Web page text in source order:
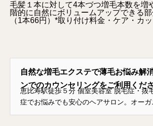
毛髪１本に対して4本づつ増毛本数を増
階的に自然にボリュームアップできる部
（1本66円）*取り付け料金・ケア・カ
自然な増毛エクステで薄毛お悩み解
ンでのカウンセリングをご利用くだ
恵比寿 個室 美容室 mauve
恵比寿駅徒歩５分 個室美容室 脱毛症・抜
症でお悩みでも安心のヘアサロン。オーガ
ヘッドスパ・植物幹細胞トリートメント